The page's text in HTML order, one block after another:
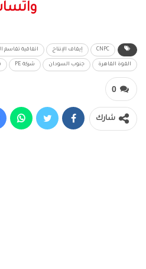
CNPC إيقاف الإنتاج اتفاقية تقاسم
القوة القاهرة جنوب السودان شركة PE
0
شارك